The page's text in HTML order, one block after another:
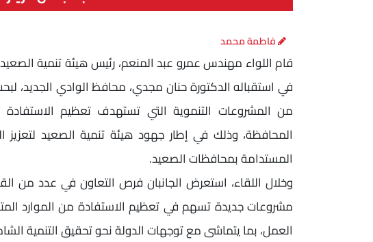
فاطمة محمد
قام اللواء مهندس عمرو عبد المنعم، رئيس هيئة تنمية
في استقباله الدكتورة حنان مجدي، محافظ الوادي الجديد،
من المشروعات التنموية التي تستهدف تعظيم الاستفادة
المحافظة، وذلك في إطار جهود هيئة تنمية الصعيد
المستدامة بمحافظات الصعيد.
وخلال اللقاء، استعرض الجانبان فرص التعاون في عدد من
مشروعات جديدة تسهم في تعظيم الاستفادة من الموارد
العمل، بما يتماشى مع توجهات الدولة نحو تحقيق التنمية